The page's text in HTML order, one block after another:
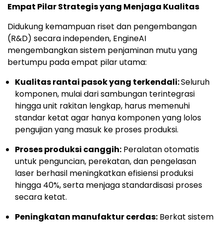
Empat Pilar Strategis yang Menjaga Kualitas
Didukung kemampuan riset dan pengembangan
(R&D) secara independen, EngineAI
mengembangkan sistem penjaminan mutu yang
bertumpu pada empat pilar utama:
Kualitas rantai pasok yang terkendali:Seluruh
komponen, mulai dari sambungan terintegrasi
hingga unit rakitan lengkap, harus memenuhi
standar ketat agar hanya komponen yang lolos
pengujian yang masuk ke proses produksi.
Proses produksi canggih: Peralatan otomatis
untuk penguncian, perekatan, dan pengelasan
laser berhasil meningkatkan efisiensi produksi
hingga 40%, serta menjaga standardisasi proses
secara ketat.
Peningkatan manufaktur cerdas: Berkat sistem